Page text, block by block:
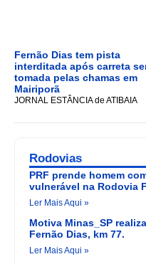
Fernão Dias tem pista
interditada após carreta
tomada pelas chamas em
Mairiporã
JORNAL ESTÂNCIA de ATIBAIA
Rodovias
PRF prende homem
vulnerável na Rodovia
Ler Mais Aqui »
Motiva Minas_SP
Fernão Dias, km 77.
Ler Mais Aqui »